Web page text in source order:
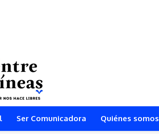
MODERNOS DEL SUR DEL PERÚ
Ser Comunicadora Quiénes somos